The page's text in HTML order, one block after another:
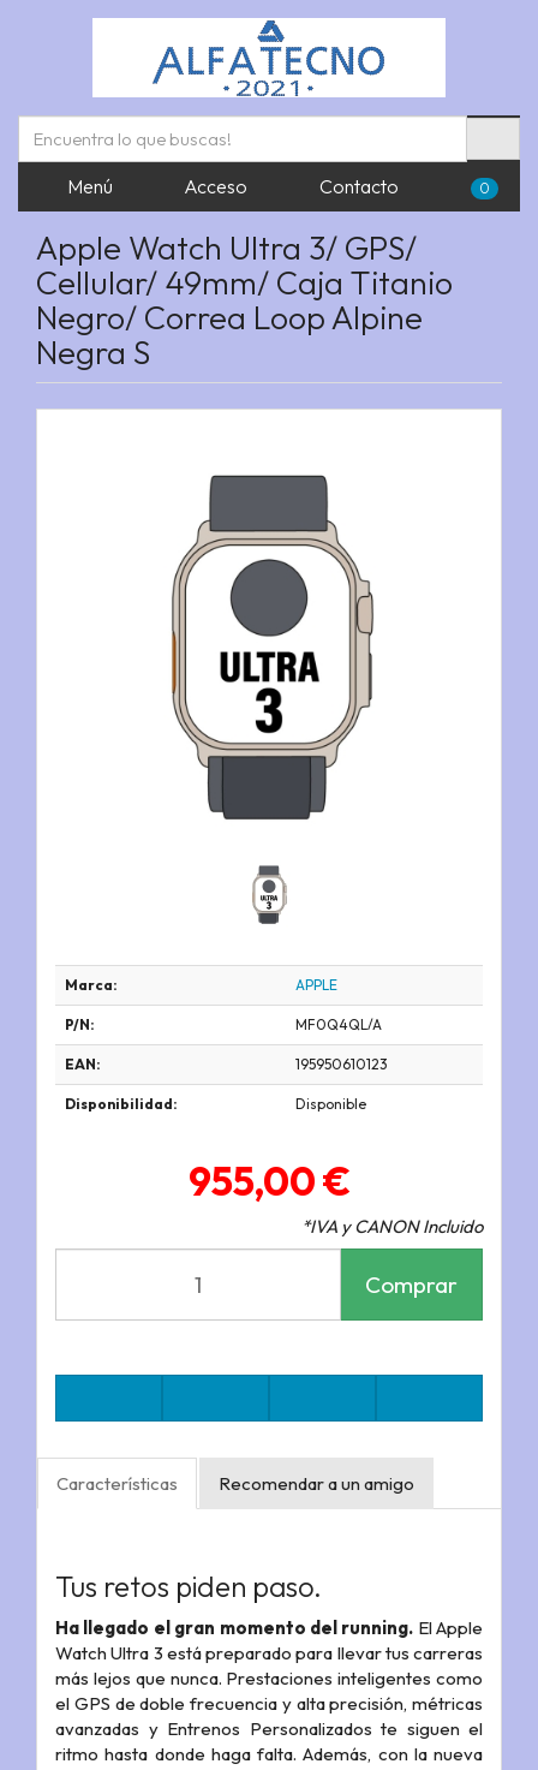
Menú Acceso Contacto 0
Apple Watch Ultra 3/ GPS/
Cellular/ 49mm/ Caja Titanio
Negro/ Correa Loop Alpine
Negra S
Marca: APPLE
P/N: MF0Q4QL/A
EAN: 195950610123
Disponibilidad: Disponible
955,00 €
*IVA y CANON Incluido
Comprar
Características Recomendar a un amigo
Tus retos piden paso.
Ha llegado el gran momento del running. El Apple
Watch Ultra 3 está preparado para llevar tus carreras
más lejos que nunca. Prestaciones inteligentes como
el GPS de doble frecuencia y alta precisión, métricas
avanzadas y Entrenos Personalizados te siguen el
ritmo hasta donde haga falta. Además, con la nueva